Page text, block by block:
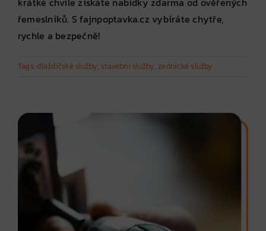
řemeslníků. S fajnpoptavka.cz vybíráte chytře,
rychle a bezpečně!
Tags: dlaždičské služby, stavební služby, zednické služby